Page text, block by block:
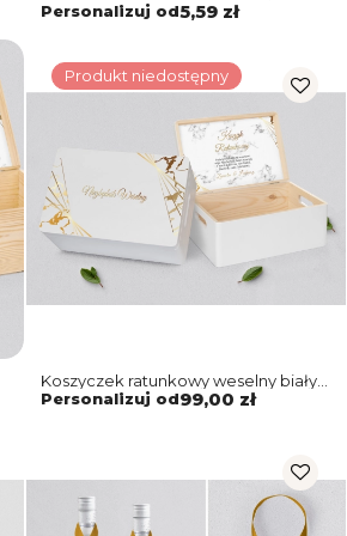
Motyw 4
Personalizuj od5,59 zł
Produkt niedostępny
Koszyczek ratunkowy weselny biały -
Marmur & Złoto Motyw 4
Personalizuj od99,00 zł